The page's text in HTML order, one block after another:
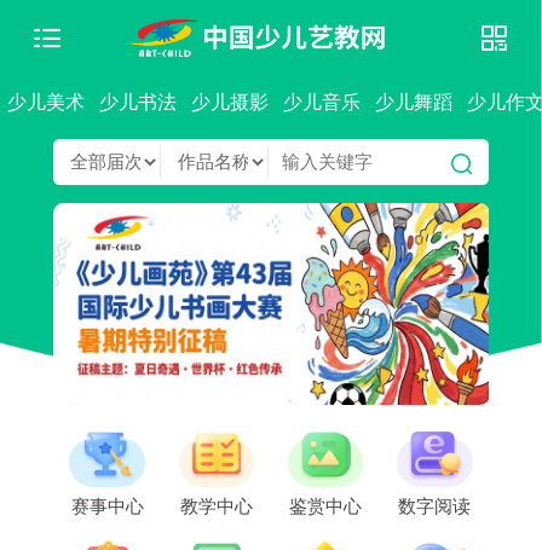
少儿美术 少儿书法 少儿摄影 少儿音乐 少儿舞蹈 少儿作
赛事中心 教学中心 鉴赏中心 数字阅读